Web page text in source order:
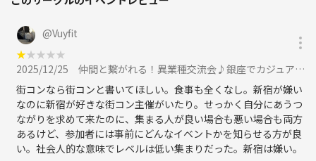
◆服装
スーツ姿の方が多く見受けられますが、指定ではありません。ドレスコ
ードもございません。過度にラフな服装（サンダル履きや短パンなど）
はお勧めできませんが、ご自身の個性に合わせた清潔感のあるファッシ
ョンをお勧めします。
◆新時代が始まる！
@Vuyfit
★★★★★
2025/12/25
仲間と繋がれる！異業種交流会♪銀座でカジュアルに良質な出会いを！に参加
街コンなら街コンと書いてほしい。食事も全くなし。新宿が嫌い
なのに新宿が好きな街コン主催がいたり。せっかく自分にあうつ
ながりを求めて来たのに、集まる人が良い場合も悪い場合も両方
あるけど、参加者には事前にどんなイベントかを知らせる方が良
い。社会人的な意味でレベルは低い集まりだった。新宿は嫌い。